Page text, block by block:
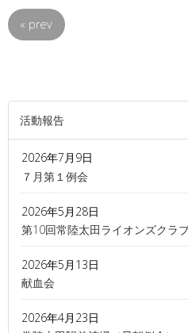
« prev
活動報告
2026年7月9日
７月第１例会
2026年5月28日
第10回常陸太田ライオンズクラ
2026年5月13日
献血会
2026年4月23日